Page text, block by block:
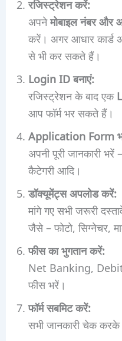
रजिस्ट्रेशन करें:
अपनेमोबाइल नंबर और
करें। अगर आधार कार्ड
से भी कर सकते हैं।
Login ID बनाएं:
रजिस्ट्रेशन के बाद एक
आप फॉर्म भर सकते हैं।
Application Form
अपनी पूरी जानकारी
कैटेगरी आदि।
डॉक्यूमेंट्स अपलोड करें:
मांगे गए सभी जरूरी
जैसे – फोटो, सिग्नेचर,
फीस का भुगतान करें:
Net Banking,
फीस भरें।
फॉर्म सबमिट करें:
सभी जानकारी चेक करके